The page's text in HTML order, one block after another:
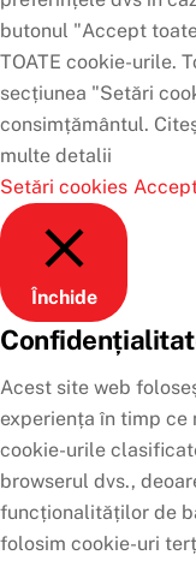
butonul "Accept
TOATE cookie-urile.
secțiunea "Setări
consimțământul.
multe detalii
Setări cookies
Închide
Acest site web
experiența în timp ce
cookie-urile
browserul dvs.,
funcționalităților de
folosim cookie-uri